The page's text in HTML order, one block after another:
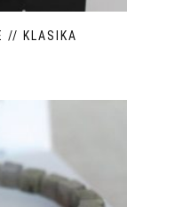
// KLASIKA